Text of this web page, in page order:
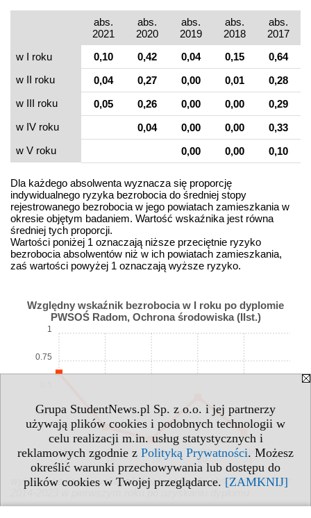
Grupa StudentNews.pl Sp. z o.o. i jej partnerzy
używają plików cookies i podobnych technologii w
celu realizacji m.in. usług statystycznych i
reklamowych zgodnie z Polityką Prywatności. Możesz
określić warunki przechowywania lub dostępu do
plików cookies w Twojej przeglądarce. [ZAMKNIJ]
abs.
2021
abs.
2020
abs.
2019
abs.
2018
abs.
2017
w I roku
0,10 0,42 0,04 0,15
0,64
w II roku
0,04 0,27 0,00 0,01
0,28
w III roku
0,05 0,26 0,00 0,00
0,29
w IV roku
0,04 0,00 0,00
0,33
w V roku
0,00 0,00 0,10
Dla każdego absolwenta wyznacza się proporcję
indywidualnego ryzyka bezrobocia do średniej stopy
rejestrowanego bezrobocia w jego powiatach zamieszkania w
okresie objętym badaniem. Wartość wskaźnika jest równa
średniej tych proporcji.
Wartości poniżej 1 oznaczają niższe przeciętnie ryzyko
bezrobocia absolwentów niż w ich powiatach zamieszkania,
zaś wartości powyżej 1 oznaczają wyższe ryzyko.
Względny wskaźnik bezrobocia w I roku po dyplomie
PWSOŚ Radom, Ochrona środowiska (IIst.)
abs.
17
abs.
18
abs.
19
abs.
20
abs.
21
0
0.25
0.75
1
wykres: względny wskaźnik bezrobocia dla absolwentów z lat
2014-2023 w pierwszym roku po uzyskaniu dyplomu